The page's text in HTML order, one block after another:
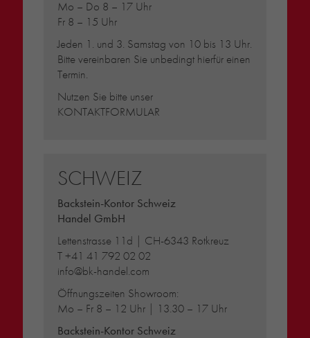
Mo – Do 8 – 17 Uhr
Fr 8 – 15 Uhr
Jeden 1. und 3. Samstag von 10 bis 13 Uhr.
Bitte vereinbaren Sie unbedingt hierfür einen
Termin.
Nutzen Sie bitte unser
KONTAKTFORMULAR
SCHWEIZ
Backstein-Kontor Schweiz
Handel GmbH
Lettenstrasse 11d | CH-6343 Rotkreuz
T+41 41 792 02 02
info@bk-handel.com
Öffnungszeiten Showroom:
Mo – Fr 8 – 12 Uhr | 13.30 – 17 Uhr
Backstein-Kontor Schweiz